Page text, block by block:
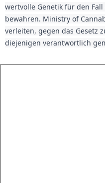
wertvolle Genetik für den
bewahren. Ministry of
verleiten, gegen das Gesetz
diejenigen verantwortlich